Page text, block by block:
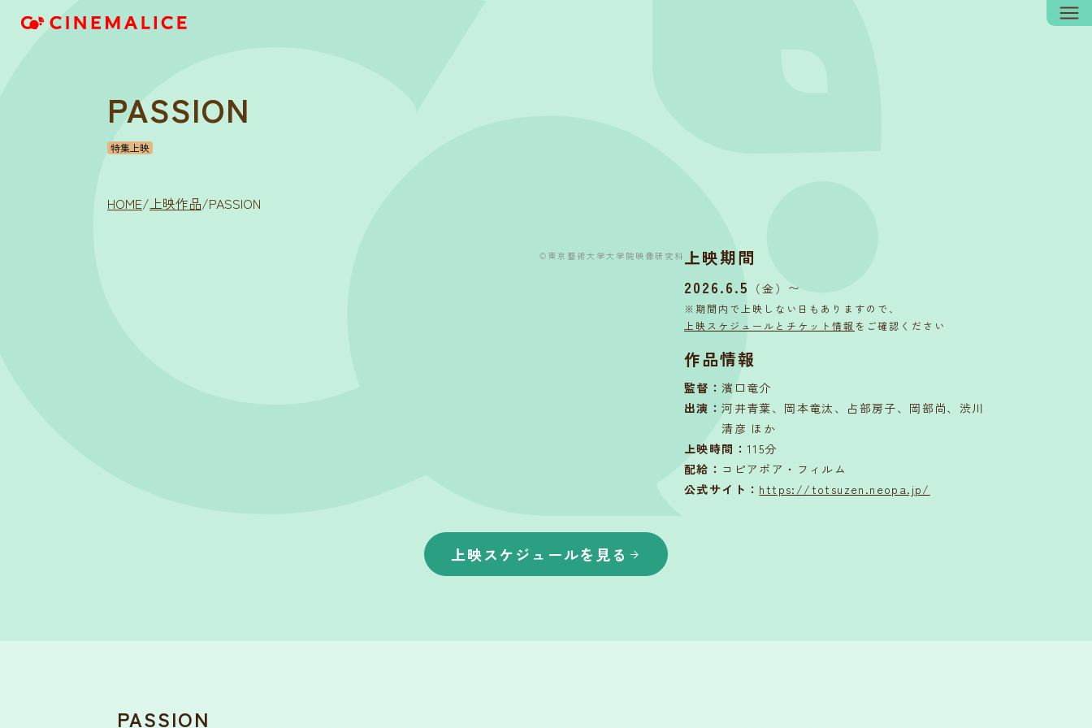
PASSION
特集上映
HOME/上映作品/PASSION
©東京藝術大学大学院映像研究科 上映期間
2026.6.5 （金） 〜
※期間内で上映しない日もありますので、
上映スケジュールとチケット情報 をご確認ください
作品情報
監督 ：濱口竜介
出演 ：河井青葉、岡本竜汰、占部房子、岡部尚、渋川
清彦 ほか
上映時間 ：115分
配給 ： コピアポア・フィルム
公式サイト： https://totsuzen.neopa.jp/
上映スケジュールを見る
PASSION